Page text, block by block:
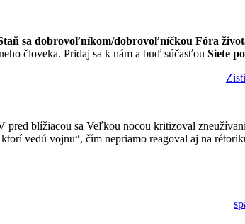
sa dobrovoľníkom/dobrovoľníčkou Fóra
človeka. Pridaj sa k nám a buď súčasťou Siete
pred blížiacou sa Veľkou nocou kritizoval
vedú vojnu“, čím nepriamo reagoval aj na